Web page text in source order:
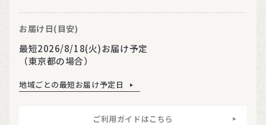
お届け日(目安)
最短2026/8/18(火)お届け予定
（東京都の場合）
地域ごとの最短お届け予定日
ご利用ガイドはこちら